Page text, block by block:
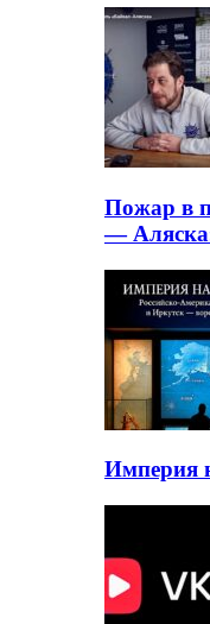
Пожар в
—
Империя